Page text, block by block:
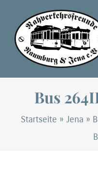
Inhalt
springen
Bus
Startseite » Jena »